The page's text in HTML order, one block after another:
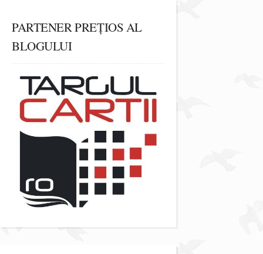
PARTENER PREȚIOS AL
BLOGULUI